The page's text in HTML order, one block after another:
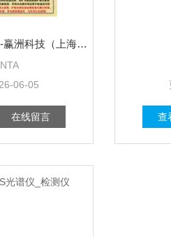
手持式ROHS光谱分析仪-赢洲科技（上海）有限公司
06-05
在线留言 查